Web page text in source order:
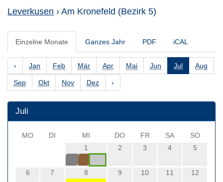
Leverkusen › Am Kronefeld (Bezirk 5)
Einzelne Monate Ganzes Jahr PDF iCAL
‹ Jan Feb Mär Apr Mai Jun Jul Aug
Sep Okt Nov Dez ›
Juli
MO DI MI DO FR SA
SO
1
2 3 4 5
6 7 8 9 10 11 12